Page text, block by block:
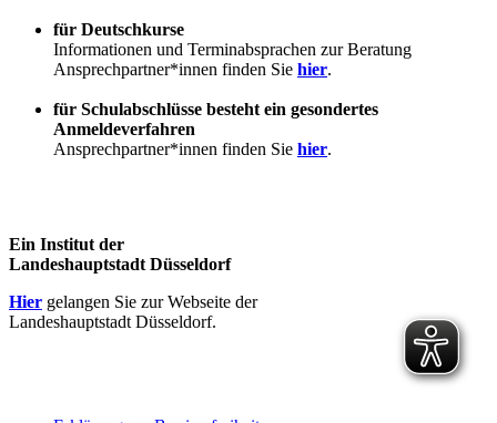
für Deutschkurse
Informationen und Terminabsprachen zur Beratung
Ansprechpartner*innen finden Sie hier.
für Schulabschlüsse besteht ein gesondertes
Anmeldeverfahren
Ansprechpartner*innen finden Sie hier.
Ein Institut der
Landeshauptstadt Düsseldorf
Hier gelangen Sie zur Webseite der
Landeshauptstadt Düsseldorf.